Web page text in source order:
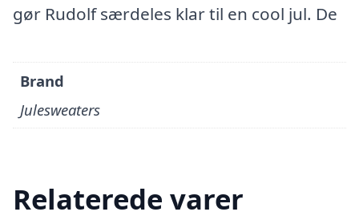
gør Rudolf særdeles klar til en cool jul. De
Brand
Julesweaters
Relaterede varer